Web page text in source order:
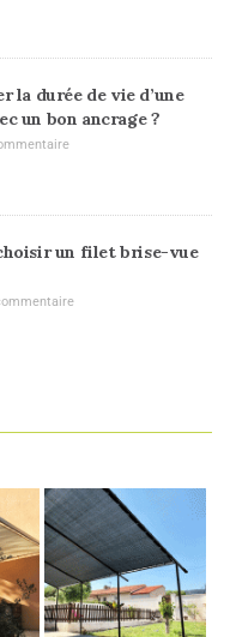
la durée de vie d’une
un bon ancrage ?
un filet brise-vue